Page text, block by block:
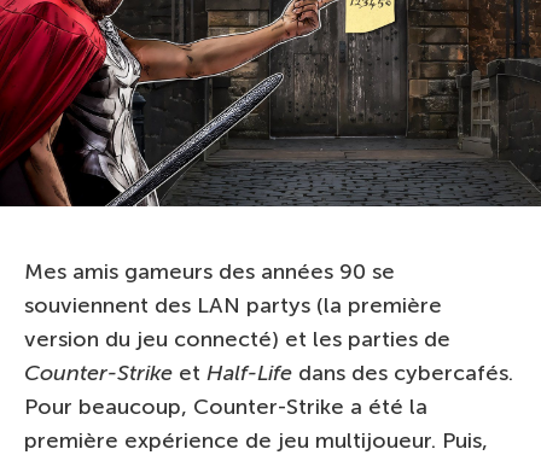
Mes amis gameurs des années 90 se
souviennent des LAN partys (la première
version du jeu connecté) et les parties de
Counter-Strike et Half-Life dans des cybercafés.
Pour beaucoup, Counter-Strike a été la
première expérience de jeu multijoueur. Puis,